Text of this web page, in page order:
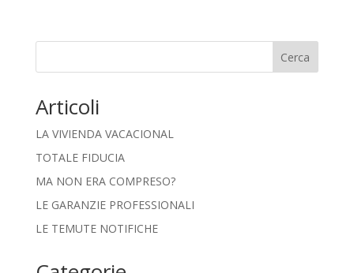
Cerca
Articoli
LA VIVIENDA VACACIONAL
TOTALE FIDUCIA
MA NON ERA COMPRESO?
LE GARANZIE PROFESSIONALI
LE TEMUTE NOTIFICHE